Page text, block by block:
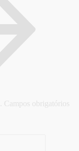
Campos obrigatórios